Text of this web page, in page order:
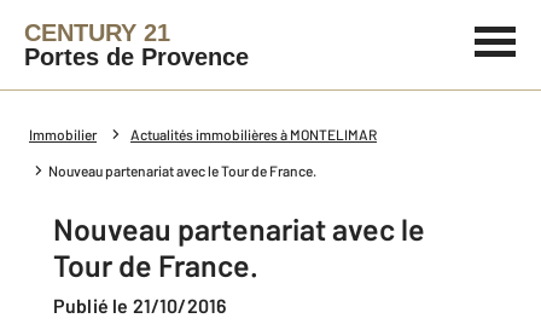
CENTURY 21
Portes de Provence
Immobilier Actualités immobilières à MONTELIMAR
Nouveau partenariat avec le Tour de France.
Nouveau partenariat avec le
Tour de France.
Publié le 21/10/2016